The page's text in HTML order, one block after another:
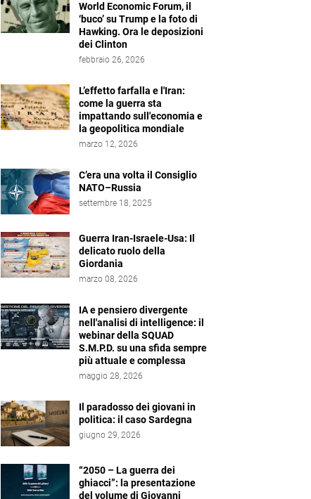
World Economic Forum, il
‘buco’ su Trump e la foto di
Hawking. Ora le deposizioni
dei Clinton
febbraio 26, 2026
L’effetto farfalla e l'Iran:
come la guerra sta
impattando sull'economia e
la geopolitica mondiale
marzo 12, 2026
C’era una volta il Consiglio
NATO–Russia
settembre 18, 2025
Guerra Iran-Israele-Usa: Il
delicato ruolo della
Giordania
marzo 08, 2026
IA e pensiero divergente
nell'analisi di intelligence: il
webinar della SQUAD
S.M.P.D. su una sfida sempre
più attuale e complessa
maggio 28, 2026
Il paradosso dei giovani in
politica: il caso Sardegna
giugno 29, 2026
“2050 – La guerra dei
ghiacci”: la presentazione
del volume di Giovanni